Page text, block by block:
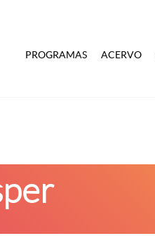
PROGRAMAS ACERVO